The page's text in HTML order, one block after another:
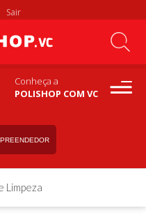
Sair
Conheça a
POLISHOP COM VC
Limpeza